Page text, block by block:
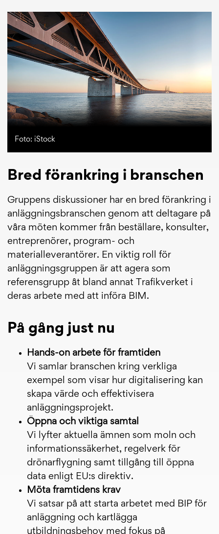
Foto: iStock
Bred förankring i branschen
Gruppens diskussioner har en bred förankring i
anläggningsbranschen genom att deltagare på
våra möten kommer från beställare, konsulter,
entreprenörer, program- och
materialleverantörer. En viktig roll för
anläggningsgruppen är att agera som
referensgrupp åt bland annat Trafikverket i
deras arbete med att införa BIM.
På gång just nu
Hands-on arbete för framtiden
Vi samlar branschen kring verkliga
exempel som visar hur digitalisering kan
skapa värde och effektivisera
anläggningsprojekt.
Öppna och viktiga samtal
Vi lyfter aktuella ämnen som moln och
informationssäkerhet, regelverk för
drönarflygning samt tillgång till öppna
data enligt EU:s direktiv.
Möta framtidens krav
Vi satsar på att starta arbetet med BIP för
anläggning och kartlägga
utbildningsbehov med fokus på